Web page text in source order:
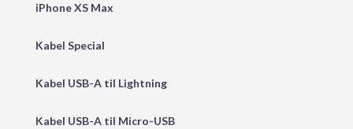
iPhone XS Max
Kabel Special
Kabel USB-A til Lightning
Kabel USB-A til Micro-USB